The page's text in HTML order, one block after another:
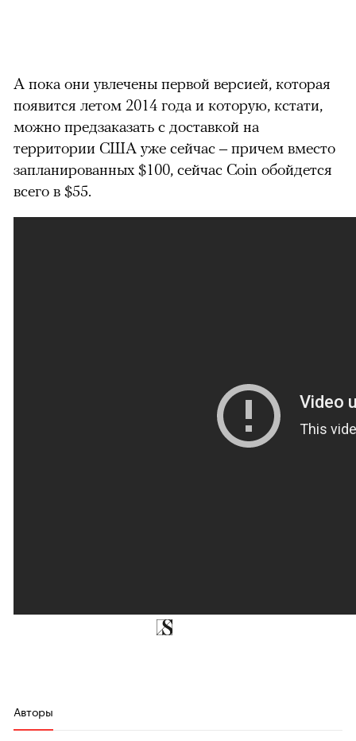
А пока они увлечены первой версией, которая
появится летом 2014 года и которую, кстати,
можно предзаказать с доставкой на
территории США уже сейчас – причем вместо
запланированных $100, сейчас Coin обойдется
всего в $55.
Авторы